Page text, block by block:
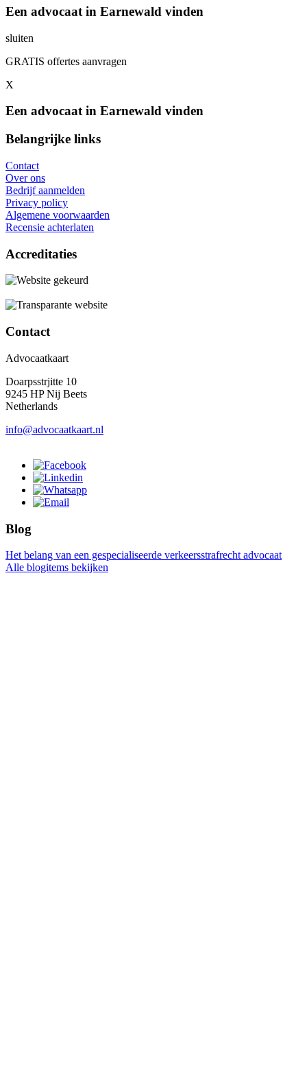
Een advocaat in Earnewald vinden
sluiten
GRATIS offertes aanvragen
X
Een advocaat in Earnewald vinden
Belangrijke links
Contact
Over ons
Bedrijf aanmelden
Privacy policy
Algemene voorwaarden
Recensie achterlaten
Accreditaties
Contact
Advocaatkaart
Doarpsstrjitte 10
9245 HP Nij Beets
Netherlands
info@advocaatkaart.nl
Blog
Het belang van een gespecialiseerde verkeersstrafrecht advocaat
Alle blogitems bekijken